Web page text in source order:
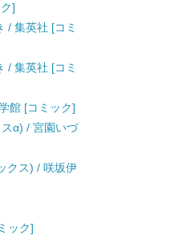
]
/ 集英社 [コミ
/ 集英社 [コミ
館 [コミック]
α) / 宮園いづ
クス) / 咲坂伊
ック]